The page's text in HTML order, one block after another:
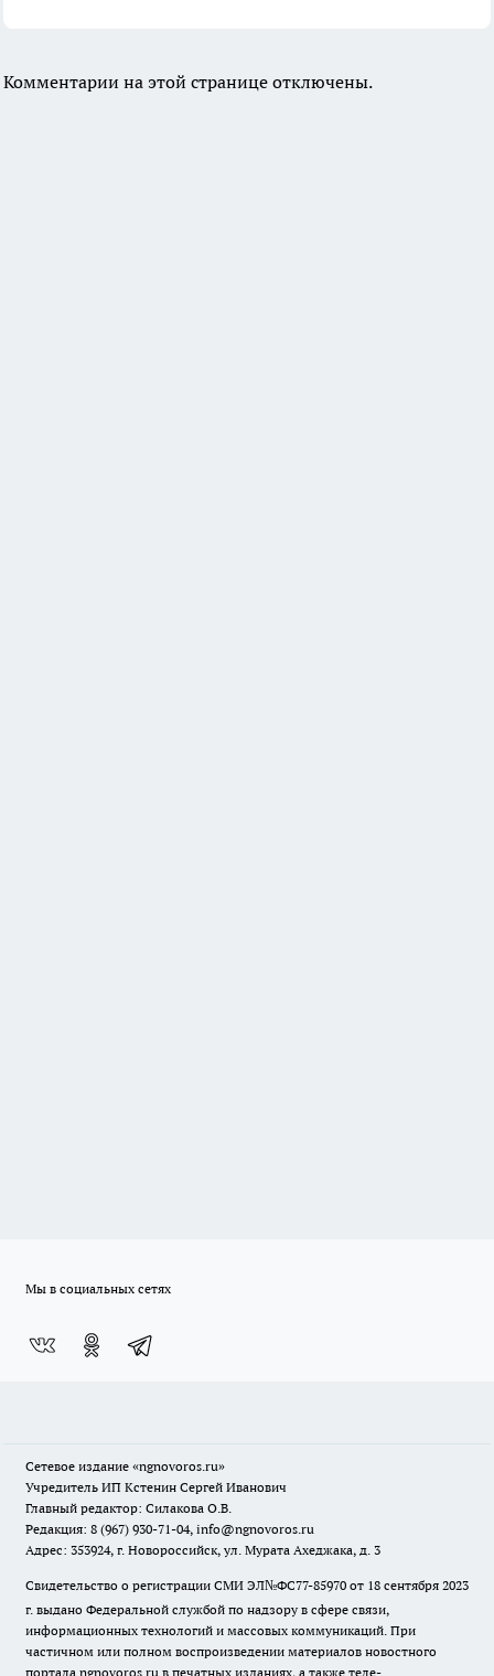
Комментарии на этой странице отключены.
Мы в социальных сетях
Сетевое издание «ngnovoros.ru»
Учредитель ИП Кстенин Сергей Иванович
Главный редактор: Силакова О.В.
Редакция: 8 (967) 930-71-04, info@ngnovoros.ru
Адрес: 353924, г. Новороссийск, ул. Мурата Ахеджака, д. 3
Свидетельство о регистрации СМИ ЭЛ№ФС77-85970 от 18 сентября 2023
г. выдано Федеральной службой по надзору в сфере связи,
информационных технологий и массовых коммуникаций. При
частичном или полном воспроизведении материалов новостного
портала ngnovoros.ru в печатных изданиях, а также теле-